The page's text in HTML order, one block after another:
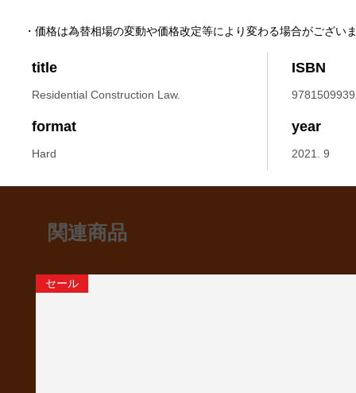
title
Residential Construction Law.
ISBN
format
Hard
year
2021. 9
・価格は為替相場の変動や価格改定等により変わる場合がござい
関連商品
セール